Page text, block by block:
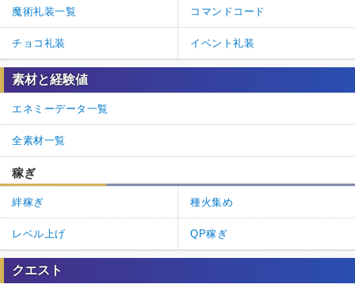
魔術礼装一覧 コマンドコード
チョコ礼装 イベント礼装
素材と経験値
エネミーデータ一覧
全素材一覧
稼ぎ
絆稼ぎ 種火集め
レベル上げ QP稼ぎ
クエスト